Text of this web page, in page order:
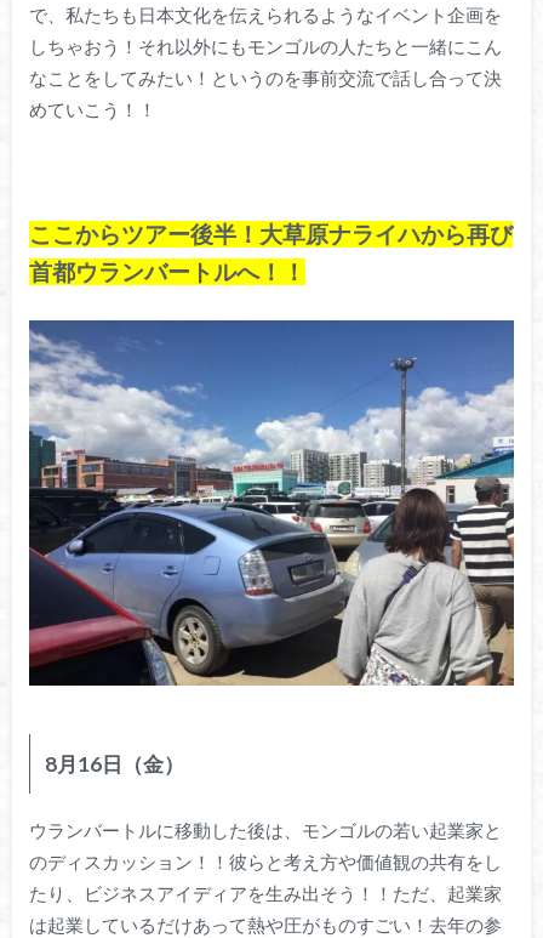
で、私たちも日本文化を伝えられるようなイベント企画を
しちゃおう！それ以外にもモンゴルの人たちと一緒にこん
なことをしてみたい！というのを事前交流で話し合って決
めていこう！！
ここからツアー後半！大草原ナライハから再び
首都ウランバートルへ！！
8月16日（金）
ウランバートルに移動した後は、モンゴルの若い起業家と
のディスカッション！！彼らと考え方や価値観の共有をし
たり、ビジネスアイディアを生み出そう！！ただ、起業家
は起業しているだけあって熱や圧がものすごい！去年の参